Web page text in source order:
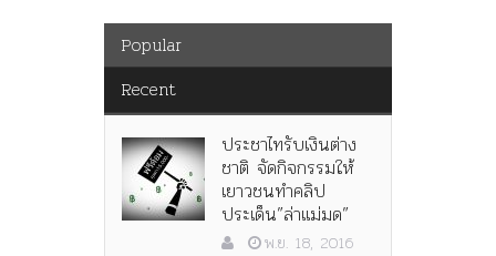
Popular
Recent
ประชาไทรับเงินต่าง
ชาติ จัดกิจกรรมให้
เยาวชนทำคลิป
ประเด็น”ล่าแม่มด”
พ.ย. 18, 2016